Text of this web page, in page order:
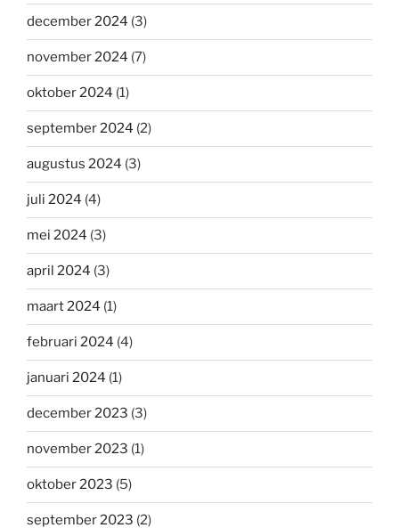
december 2024 (3)
november 2024 (7)
oktober 2024 (1)
september 2024 (2)
augustus 2024 (3)
juli 2024 (4)
mei 2024 (3)
april 2024 (3)
maart 2024 (1)
februari 2024 (4)
januari 2024 (1)
december 2023 (3)
november 2023 (1)
oktober 2023 (5)
september 2023 (2)